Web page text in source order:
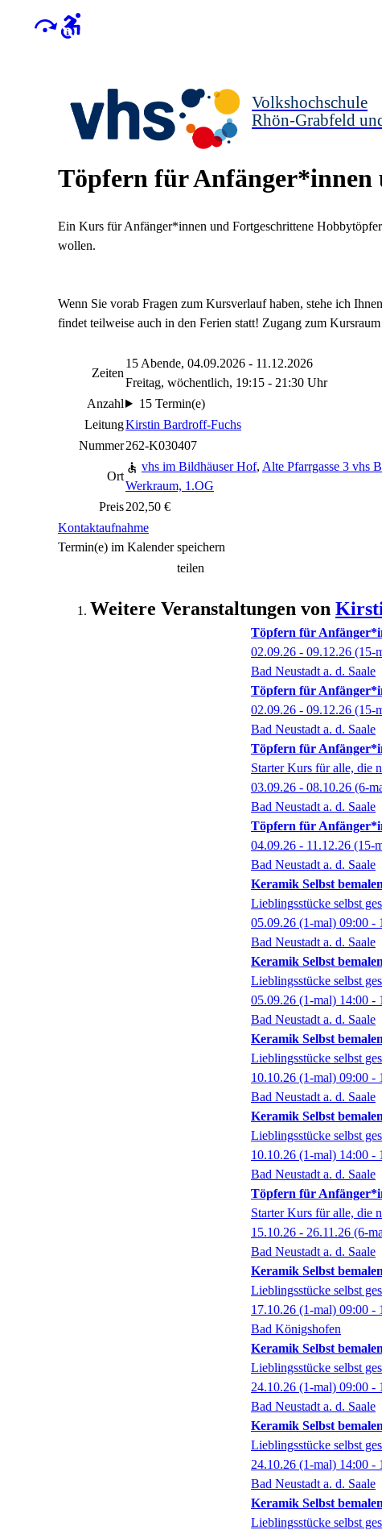
Volkshochschule
Rhön-Grabfeld
Töpfern für Anfänger*innen
Ein Kurs für Anfänger*innen und Fortgeschrittene
wollen.
Wenn Sie vorab Fragen zum Kursverlauf haben, stehe ich
findet teilweise auch in den Ferien statt! Zugang zum
Zeiten
15 Abende, 04.09.2026 - 11.12.2026
Freitag, wöchentlich, 19:15 - 21:30 Uhr
Anzahl
15 Termin(e)
LeitungKirstin Bardroff-Fuchs
Nummer262-K030407
Ort
vhs im Bildhäuser Hof, Alte Pfarrgasse 3 vhs
Werkraum, 1.OG
Preis202,50 €
Kontaktaufnahme
Termin(e) im Kalender speichern
teilen
Weitere Veranstaltungen von
Töpfern für
02.09.26 - 09.12.26 (15-
Bad Neustadt a. d. Saale
Töpfern für
02.09.26 - 09.12.26 (15-
Bad Neustadt a. d. Saale
Töpfern für
Starter Kurs für alle, die
03.09.26 - 08.10.26 (6-
Bad Neustadt a. d. Saale
Töpfern für
04.09.26 - 11.12.26 (15-
Bad Neustadt a. d. Saale
Keramik Selbst bemalen
Lieblingsstücke selbst
05.09.26 (1-mal) 09:00 -
Bad Neustadt a. d. Saale
Keramik Selbst bemalen
Lieblingsstücke selbst
05.09.26 (1-mal) 14:00 -
Bad Neustadt a. d. Saale
Keramik Selbst bemalen
Lieblingsstücke selbst
10.10.26 (1-mal) 09:00 -
Bad Neustadt a. d. Saale
Keramik Selbst bemalen
Lieblingsstücke selbst
10.10.26 (1-mal) 14:00 -
Bad Neustadt a. d. Saale
Töpfern für
Starter Kurs für alle, die
15.10.26 - 26.11.26 (6-
Bad Neustadt a. d. Saale
Keramik Selbst bemalen
Lieblingsstücke selbst
17.10.26 (1-mal) 09:00 -
Bad Königshofen
Keramik Selbst bemalen
Lieblingsstücke selbst
24.10.26 (1-mal) 09:00 -
Bad Neustadt a. d. Saale
Keramik Selbst bemalen
Lieblingsstücke selbst
24.10.26 (1-mal) 14:00 -
Bad Neustadt a. d. Saale
Keramik Selbst bemalen
Lieblingsstücke selbst